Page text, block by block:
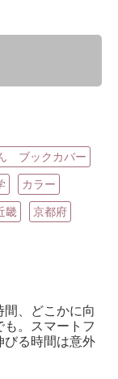
ブックカバー
カラー
畿 京都府
、どこかに向
。スマートフ
びる時間は意外